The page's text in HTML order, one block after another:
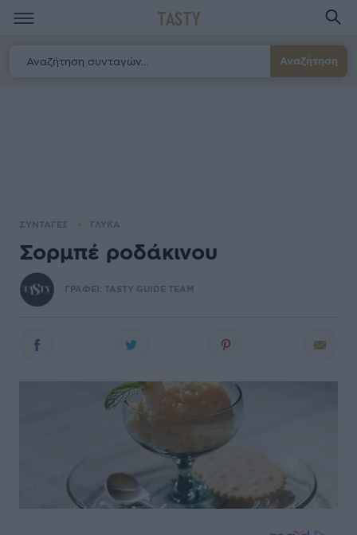
TASTY
Αναζήτηση
ΣΥΝΤΑΓΕΣ ΓΛΥΚΑ
Σορμπέ ροδάκινου
ΓΡΑΦΕΙ: TASTY GUIDE TEAM